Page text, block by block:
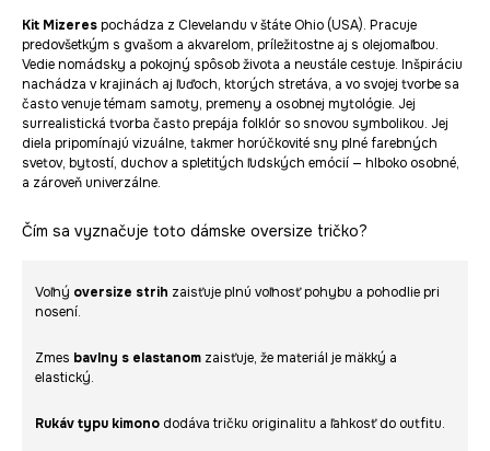
Kit Mizerespochádza z Clevelandu v štáte Ohio (USA). Pracuje
predovšetkým s gvašom a akvarelom, príležitostne aj s olejomaľbou.
Vedie nomádsky a pokojný spôsob života a neustále cestuje. Inšpiráciu
nachádza v krajinách aj ľuďoch, ktorých stretáva, a vo svojej tvorbe sa
často venuje témam samoty, premeny a osobnej mytológie. Jej
surrealistická tvorba často prepája folklór so snovou symbolikou. Jej
diela pripomínajú vizuálne, takmer horúčkovité sny plné farebných
svetov, bytostí, duchov a spletitých ľudských emócií — hlboko osobné,
a zároveň univerzálne.
Čím sa vyznačuje toto dámske oversize tričko?
Voľný oversize strih zaisťuje plnú voľnosť pohybu a pohodlie pri
nosení.
Zmes bavlny s elastanom zaisťuje, že materiál je mäkký a
elastický.
Rukáv typu kimono dodáva tričku originalitu a ľahkosť do outfitu.